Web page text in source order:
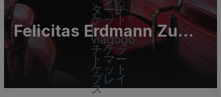
ターチ
ケット
|
viagogo
チケッ
トマー
ケット
プレイ
ス
Felicitas Erdmann Zum
Schützenhaus